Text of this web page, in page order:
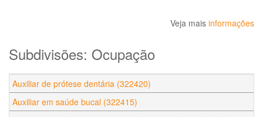
Veja mais informações
Subdivisões: Ocupação
Auxiliar de prótese dentária (322420)
Auxiliar em saúde bucal (322415)